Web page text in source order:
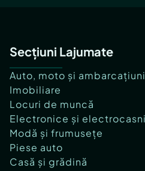
Secțiuni Lajumate
Auto, moto și ambarcațiuni
Imobiliare
Locuri de muncă
Electronice și
Modă și frumusețe
Piese auto
Casă și grădină